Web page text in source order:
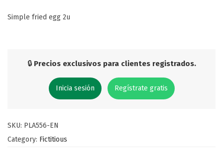
Simple fried egg 2u
🔒 Precios exclusivos para clientes registrados.
Inicia sesión Regístrate gratis
SKU: PLA556-EN
Category: Fictitious